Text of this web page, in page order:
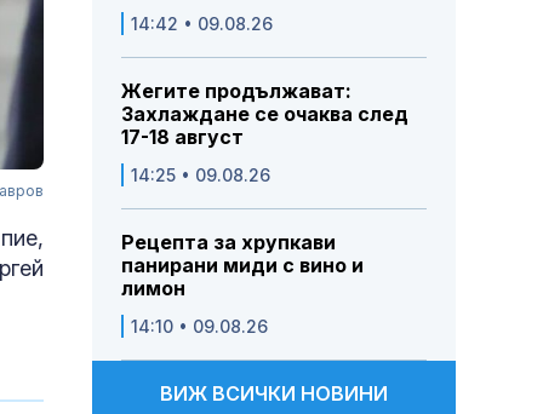
14:42 • 09.08.26
Жегите продължават:
Захлаждане се очаква след
17-18 август
14:25 • 09.08.26
Рецепта за хрупкави
панирани миди с вино и
лимон
14:10 • 09.08.26
ВИЖ ВСИЧКИ НОВИНИ